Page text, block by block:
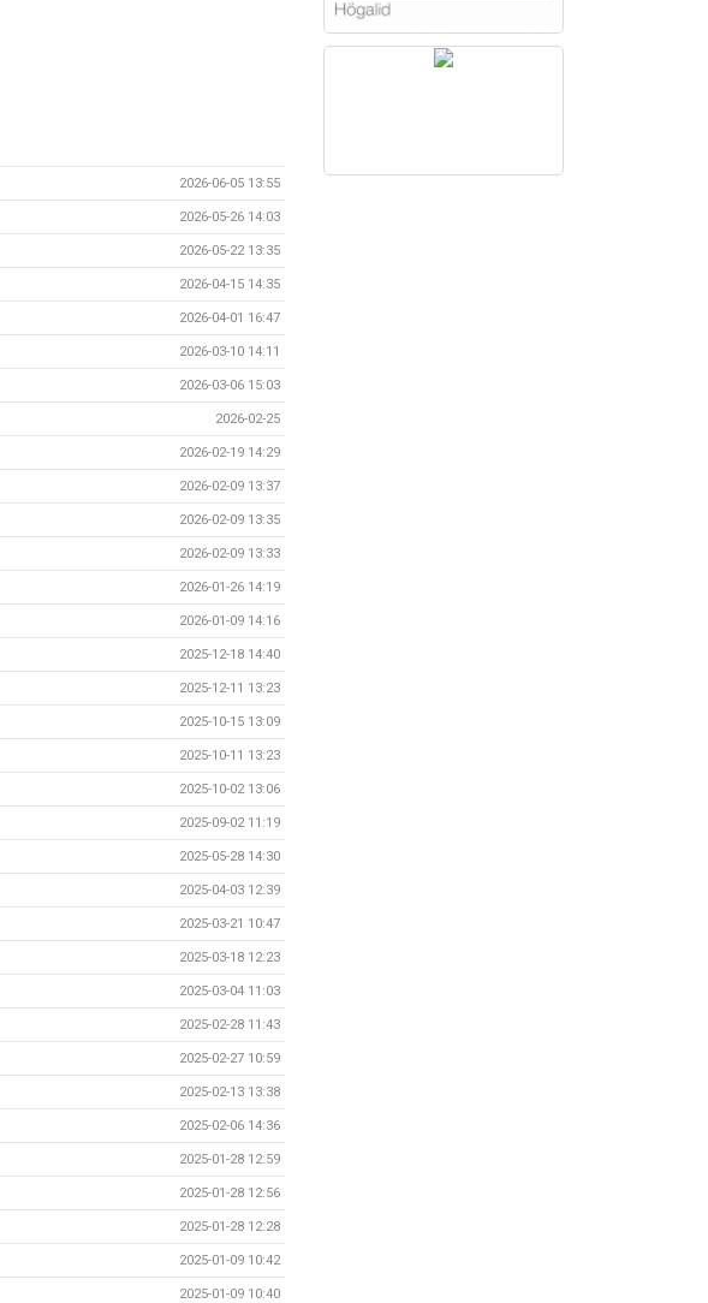
2026-06-05 13:55
2026-05-26 14:03
2026-05-22 13:35
2026-04-15 14:35
2026-04-01 16:47
2026-03-10 14:11
2026-03-06 15:03
2026-02-25
2026-02-19 14:29
2026-02-09 13:37
2026-02-09 13:35
2026-02-09 13:33
2026-01-26 14:19
2026-01-09 14:16
2025-12-18 14:40
2025-12-11 13:23
2025-10-15 13:09
2025-10-11 13:23
2025-10-02 13:06
2025-09-02 11:19
2025-05-28 14:30
2025-04-03 12:39
2025-03-21 10:47
2025-03-18 12:23
2025-03-04 11:03
2025-02-28 11:43
2025-02-27 10:59
2025-02-13 13:38
2025-02-06 14:36
2025-01-28 12:59
2025-01-28 12:56
2025-01-28 12:28
2025-01-09 10:42
2025-01-09 10:40